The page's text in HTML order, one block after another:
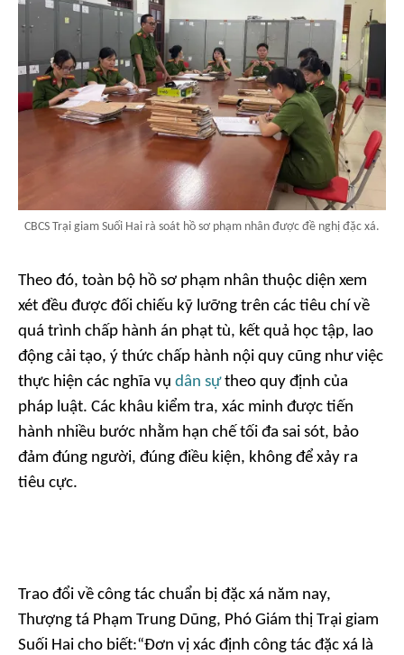
CBCS Trại giam Suối Hai rà soát hồ sơ phạm nhân được đề nghị đặc xá.
Theo đó, toàn bộ hồ sơ phạm nhân thuộc diện xem
xét đều được đối chiếu kỹ lưỡng trên các tiêu chí về
quá trình chấp hành án phạt tù, kết quả học tập, lao
động cải tạo, ý thức chấp hành nội quy cũng như việc
thực hiện các nghĩa vụ dân sựtheo quy định của
pháp luật. Các khâu kiểm tra, xác minh được tiến
hành nhiều bước nhằm hạn chế tối đa sai sót, bảo
đảm đúng người, đúng điều kiện, không để xảy ra
tiêu cực.
Trao đổi về công tác chuẩn bị đặc xá năm nay,
Thượng tá Phạm Trung Dũng, Phó Giám thị Trại giam
Suối Hai cho biết:“Đơn vị xác định công tác đặc xá là